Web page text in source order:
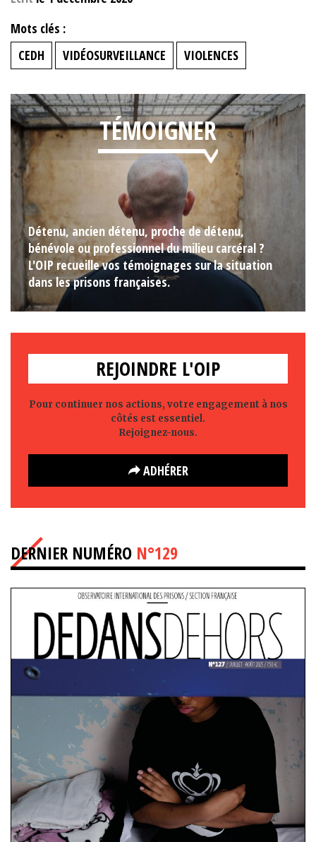
Mots clés :
CEDH
VIDÉOSURVEILLANCE VIOLENCES
TÉMOIGNER
Détenu, ancien détenu, proche de détenu,
bénévole ou professionnel du milieu carcéral ?
L'OIP recueille vos témoignages sur la situation
dans les prisons françaises.
REJOINDRE L'OIP
Pour continuer nos actions, votre engagement à nos
côtés est essentiel.
Rejoignez-nous.
ADHÉRER
DERNIER NUMÉRO N°129